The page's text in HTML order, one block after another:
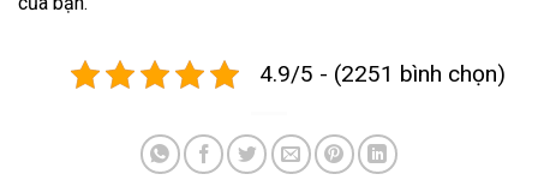
4.9/5 - (2251 bình chọn)